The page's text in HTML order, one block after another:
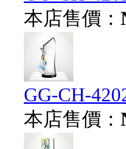
本店售價：
GG-CH-
本店售價：